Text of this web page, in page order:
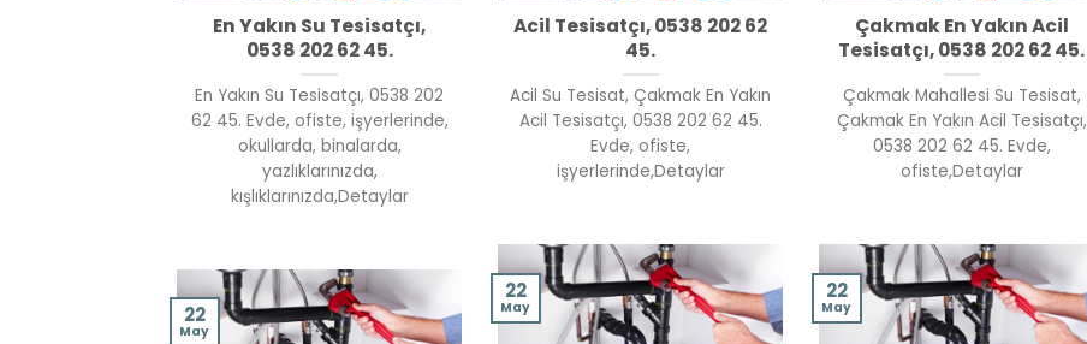
En Yakın Su Tesisatçı,
0538 202 62 45.
En Yakın Su Tesisatçı, 0538 202
62 45. Evde, ofiste, işyerlerinde,
okullarda, binalarda,
yazlıklarınızda,
kışlıklarınızda,Detaylar
Acil Tesisatçı, 0538 202 62
45.
Acil Su Tesisat, Çakmak En Yakın
Acil Tesisatçı, 0538 202 62 45.
Evde, ofiste,
işyerlerinde,Detaylar
Çakmak En Yakın Acil
Tesisatçı, 0538 202 62 45.
Çakmak Mahallesi Su Tesisat,
Çakmak En Yakın Acil Tesisatçı,
0538 202 62 45. Evde,
ofiste,Detaylar
22
May
22
May
22
May